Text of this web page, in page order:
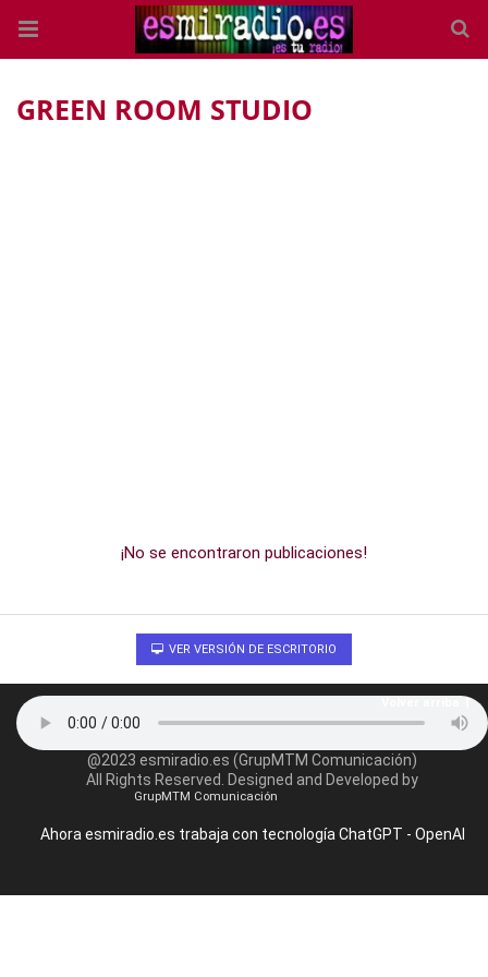
GREEN ROOM STUDIO
¡No se encontraron publicaciones!
VER VERSIÓN DE ESCRITORIO
@2023 esmiradio.es (GrupMTM Comunicación)
All Rights Reserved. Designed and Developed by
GrupMTM Comunicación
Ahora esmiradio.es trabaja con tecnología ChatGPT - OpenAI